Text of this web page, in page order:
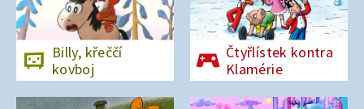
Billy, křeččí
kovboj
Čtyřlístek kontra
Klamérie